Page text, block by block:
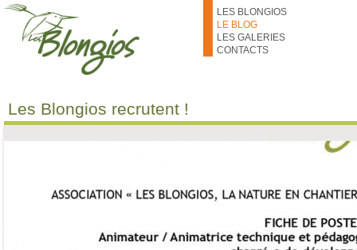
Aller au contenu principal
LES BLONGIOS
LE BLOG
LES GALERIES
CONTACTS
Les Blongios recrutent !